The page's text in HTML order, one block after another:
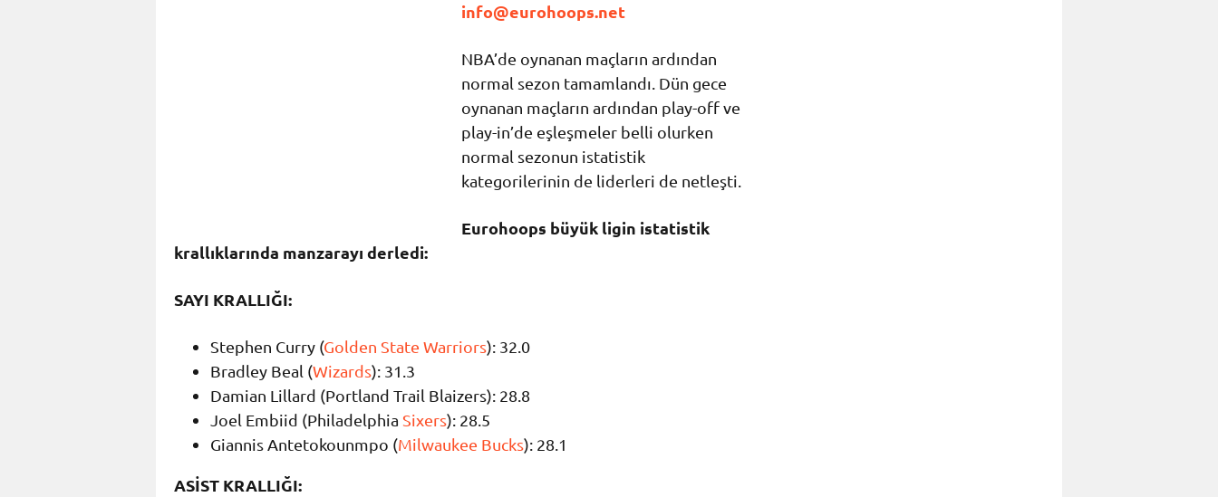
info@eurohoops.net
NBA’de oynanan maçların ardından
normal sezon tamamlandı. Dün gece
oynanan maçların ardından play-off ve
play-in’de eşleşmeler belli olurken
normal sezonun istatistik
kategorilerinin de liderleri de netleşti.
Eurohoops büyük ligin istatistik
krallıklarında manzarayı derledi:
SAYI KRALLIĞI:
Stephen Curry (Golden State Warriors): 32.0
Bradley Beal (Wizards): 31.3
Damian Lillard (Portland Trail Blaizers): 28.8
Joel Embiid (Philadelphia Sixers): 28.5
Giannis Antetokounmpo (Milwaukee Bucks): 28.1
ASİST KRALLIĞI: